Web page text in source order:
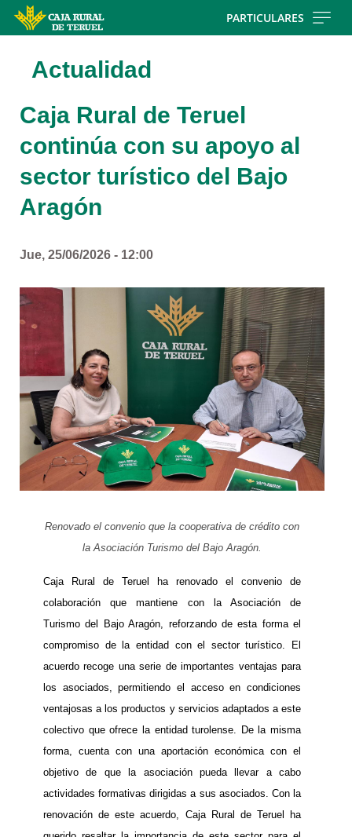
PARTICULARES
Actualidad
Caja Rural de Teruel
continúa con su apoyo al
sector turístico del Bajo
Aragón
Jue, 25/06/2026 - 12:00
Renovado el convenio que la cooperativa de crédito con
la Asociación Turismo del Bajo Aragón.
Caja Rural de Teruel ha renovado el convenio de
colaboración que mantiene con la Asociación de
Turismo del Bajo Aragón, reforzando de esta forma el
compromiso de la entidad con el sector turístico. El
acuerdo recoge una serie de importantes ventajas para
los asociados, permitiendo el acceso en condiciones
ventajosas a los productos y servicios adaptados a este
colectivo que ofrece la entidad turolense. De la misma
forma, cuenta con una aportación económica con el
objetivo de que la asociación pueda llevar a cabo
actividades formativas dirigidas a sus asociados. Con la
renovación de este acuerdo, Caja Rural de Teruel ha